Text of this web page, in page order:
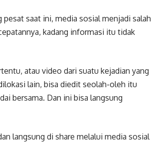
saat ini, media sosial menjadi salah
kadang informasi itu tidak
atau video dari suatu kejadian yang
lain, bisa diedit seolah-oleh itu
bersama. Dan ini bisa langsung
langsung di share melalui media sosial